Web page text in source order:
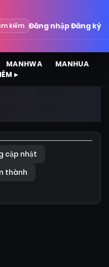
kiếm Đăng nhậpĐăng ký
MANHWA
MANHUA
▸
cập nhật
thành